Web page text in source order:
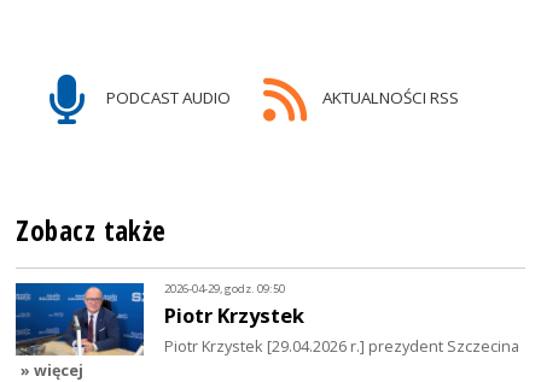
PODCAST AUDIO AKTUALNOŚCI RSS
Zobacz także
2026-04-29, godz. 09:50
Piotr Krzystek
Piotr Krzystek [29.04.2026 r.] prezydent Szczecina
» więcej